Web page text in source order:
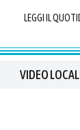
LEGGI IL
VIDEO